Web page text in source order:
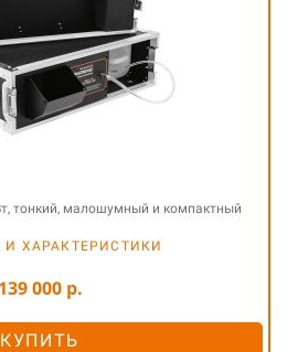
тонкий, малошумный и компактный
ХАРАКТЕРИСТИКИ
139 000 р.
КУПИТЬ